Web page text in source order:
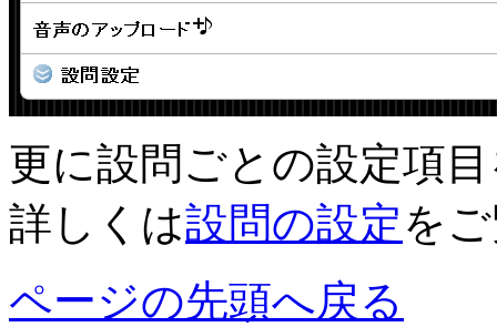
更に設問ごとの設定項
詳しくは設問の設定を
ページの先頭へ戻る